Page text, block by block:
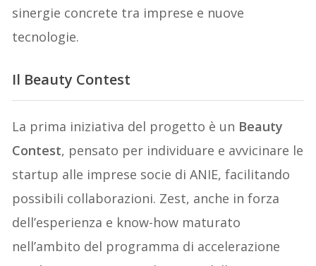
sinergie concrete tra imprese e nuove
tecnologie.
Il Beauty Contest
La prima iniziativa del progetto è un Beauty
Contest, pensato per individuare e avvicinare le
startup alle imprese socie di ANIE, facilitando
possibili collaborazioni. Zest, anche in forza
dell’esperienza e know-how maturato
nell’ambito del programma di accelerazione